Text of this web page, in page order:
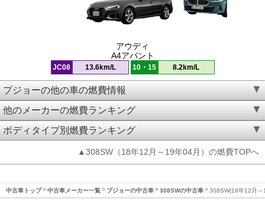
アウディ
A4アバント
JC08 13.6km/L 10・15 8.2km/L
プジョーの他の車の燃費情報
他のメーカーの燃費ランキング
ボディタイプ別燃費ランキング
▲308SW（18年12月～19年04月）の燃費TOPへ
中古車トップ 中古車メーカー一覧 プジョーの中古車 308SWの中古車 308SW(18年12月～